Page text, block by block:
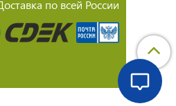
по всей России